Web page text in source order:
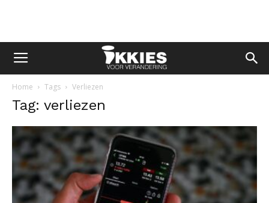
Home Tags Verliezen
Tag: verliezen